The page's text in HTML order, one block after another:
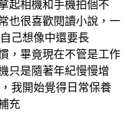
起相機和手機拍個不
也很喜歡閱讀小說，一
己想像中還要長
，畢竟現在不管是工作
只是隨著年紀慢慢增
我開始覺得日常保養
充